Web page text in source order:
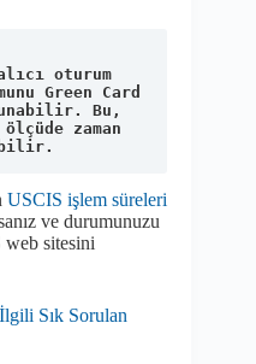
oturum
Green Card
Bu,
zaman
USCIS işlem süreleri
ve durumunuzu
web sitesini
Sık Sorulan